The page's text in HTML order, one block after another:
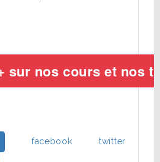
facebook
twitter